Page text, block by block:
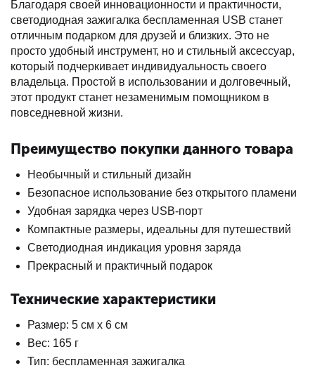
Благодаря своей инновационности и практичности,
светодиодная зажигалка беспламенная USB станет
отличным подарком для друзей и близких. Это не
просто удобный инструмент, но и стильный аксессуар,
который подчеркивает индивидуальность своего
владельца. Простой в использовании и долговечный,
этот продукт станет незаменимым помощником в
повседневной жизни.
Преимущество покупки данного товара
Необычный и стильный дизайн
Безопасное использование без открытого пламени
Удобная зарядка через USB-порт
Компактные размеры, идеальны для путешествий
Светодиодная индикация уровня заряда
Прекрасный и практичный подарок
Технические характеристики
Размер: 5 см x 6 см
Вес: 165 г
Тип: беспламенная зажигалка